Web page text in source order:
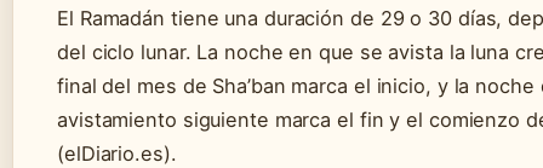
El Ramadán tiene una duración de 29 o 30 días,
del ciclo lunar. La noche en que se avista la luna
final del mes de Sha’ban marca el inicio, y la noche
avistamiento siguiente marca el fin y el comienzo
(elDiario.es).